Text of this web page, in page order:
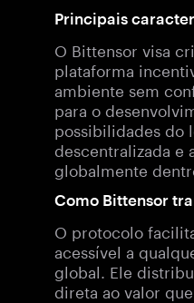
Principais
O Bittensor visa
plataforma
ambiente sem
para o
possibilidades do
descentralizada e
globalmente
Como Bittensor
O protocolo
acessível a
global. Ele
direta ao valor